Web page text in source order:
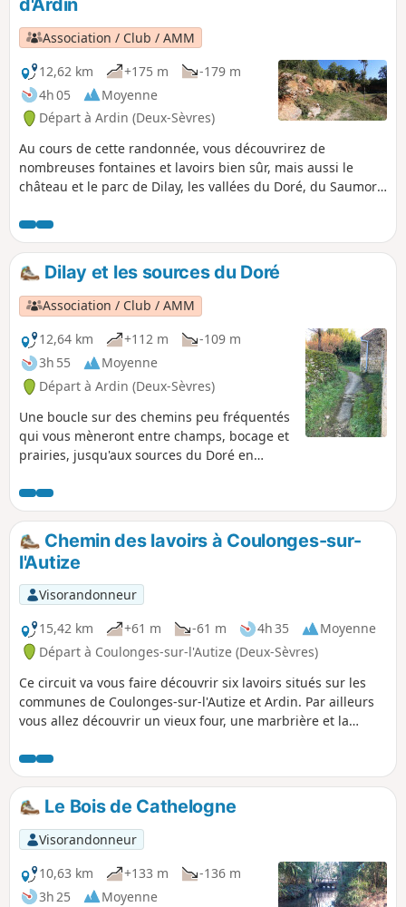
d'Ardin
Association / Club / AMM
12,62 km
+175 m
-179 m
4h 05
Moyenne
Départ à Ardin (Deux-Sèvres)
Au cours de cette randonnée, vous découvrirez de
nombreuses fontaines et lavoirs bien sûr, mais aussi le
château et le parc de Dilay, les vallées du Doré, du Saumort
l'arborétum du Chaillot et peut-être... La Galipote.
Dilay et les sources du Doré
Association / Club / AMM
12,64 km
+112 m
-109 m
3h 55
Moyenne
Départ à Ardin (Deux-Sèvres)
Une boucle sur des chemins peu fréquentés
qui vous mèneront entre champs, bocage et
prairies, jusqu'aux sources du Doré en
son château et son lavoir.
Chemin des lavoirs à Coulonges-sur-
l'Autize
Visorandonneur
15,42 km
+61 m -61 m 4h 35
Moyenne
Départ à Coulonges-sur-l'Autize (Deux-Sèvres)
Ce circuit va vous faire découvrir six lavoirs situés sur les
communes de Coulonges-sur-l'Autize et Ardin. Par ailleurs
vous allez découvrir un vieux four, une marbrière et la
sur l'Autize.
Le Bois de Cathelogne
Visorandonneur
10,63 km
+133 m
-136 m
3h 25
Moyenne